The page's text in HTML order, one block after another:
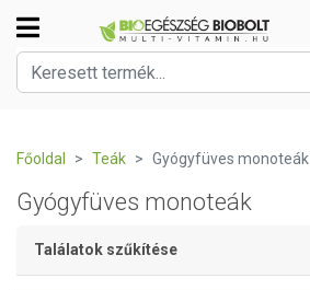
Főoldal Teák Gyógyfüves monoteák
Gyógyfüves monoteák
Találatok szűkítése